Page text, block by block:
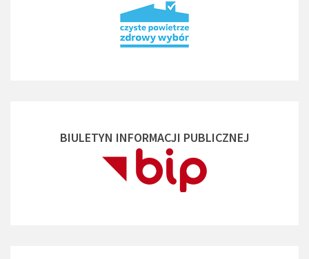
BIULETYN INFORMACJI PUBLICZNEJ